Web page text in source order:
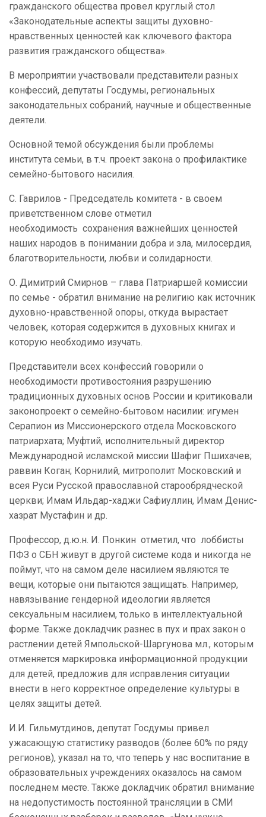
гражданского общества провел круглый стол
«Законодательные аспекты защиты духовно-
нравственных ценностей как ключевого фактора
развития гражданского общества».
В мероприятии участвовали представители разных
конфессий, депутаты Госдумы, региональных
законодательных собраний, научные и общественные
деятели.
Основной темой обсуждения были проблемы
института семьи, в т.ч. проект закона о профилактике
семейно-бытового насилия.
С. Гаврилов - Председатель комитета - в своем
приветственном слове отметил
необходимость сохранения важнейших ценностей
наших народов в понимании добра и зла, милосердия,
благотворительности, любви и солидарности.
О. Димитрий Смирнов – глава Патриаршей комиссии
по семье - обратил внимание на религию как источник
духовно-нравственной опоры, откуда вырастает
человек, которая содержится в духовных книгах и
которую необходимо изучать.
Представители всех конфессий говорили о
необходимости противостояния разрушению
традиционных духовных основ России и критиковали
законопроект о семейно-бытовом насилии: игумен
Серапион из Миссионерского отдела Московского
патриархата; Муфтий, исполнительный директор
Международной исламской миссии Шафиг Пшихачев;
раввин Коган; Корнилий, митрополит Московский и
всея Руси Русской православной старообрядческой
церкви; Имам Ильдар-хаджи Сафиуллин, Имам Денис-
хазрат Мустафин и др.
Профессор, д.ю.н. И. Понкин отметил, что лоббисты
ПФЗ о СБН живут в другой системе кода и никогда не
поймут, что на самом деле насилием являются те
вещи, которые они пытаются защищать. Например,
навязывание гендерной идеологии является
сексуальным насилием, только в интеллектуальной
форме. Также докладчик разнес в пух и прах закон о
растлении детей Ямпольской-Шаргунова мл., которым
отменяется маркировка информационной продукции
для детей, предложив для исправления ситуации
внести в него корректное определение культуры в
целях защиты детей.
И.И. Гильмутдинов, депутат Госдумы привел
ужасающую статистику разводов (более 60% по ряду
регионов), указал на то, что теперь у нас воспитание в
образовательных учреждениях оказалось на самом
последнем месте. Также докладчик обратил внимание
на недопустимость постоянной трансляции в СМИ